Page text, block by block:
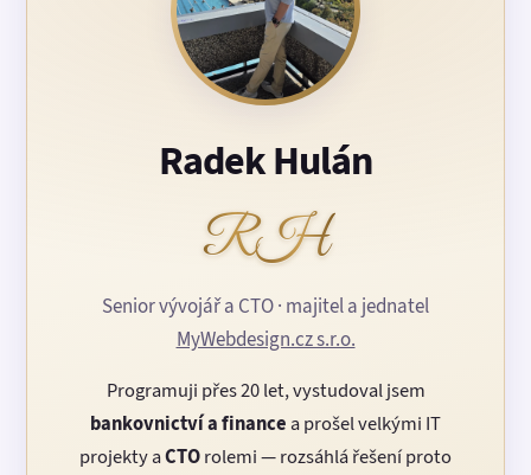
Radek Hulán
RH
Senior vývojář a CTO · majitel a jednatel
MyWebdesign.cz s.r.o.
Programuji přes 20 let, vystudoval jsem
bankovnictví a finance a prošel velkými IT
projekty aCTOrolemi — rozsáhlá řešení proto